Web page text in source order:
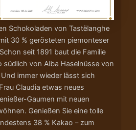
Schokoladen von Tastëlanghe
30 % gerösteten piemonteser
seit 1891 baut die Familie
südlich von Alba Haselnüsse von
immer wieder lässt sich
Claudia etwas neues
Gaumen mit neuen
Genießen Sie eine tolle
38 % Kakao – zum